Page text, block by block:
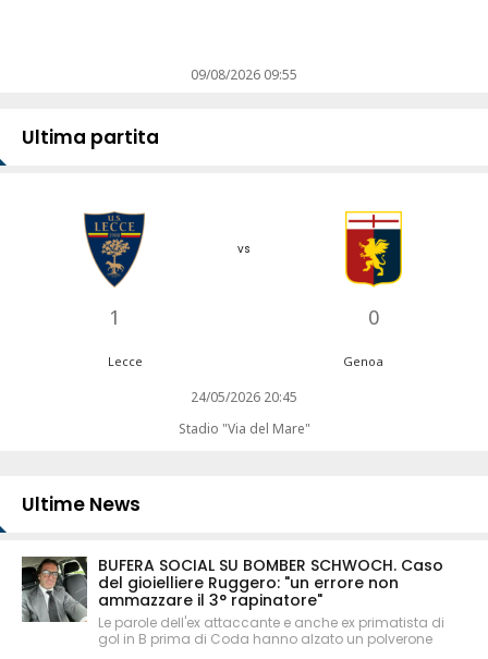
09/08/2026 09:55
Ultima partita
1
vs
0
Lecce Genoa
24/05/2026 20:45
Stadio "Via del Mare"
Ultime News
BUFERA SOCIAL SU BOMBER SCHWOCH. Caso
del gioielliere Ruggero: "un errore non
ammazzare il 3° rapinatore"
Le parole dell'ex attaccante e anche ex primatista di
gol in B prima di Coda hanno alzato un polverone